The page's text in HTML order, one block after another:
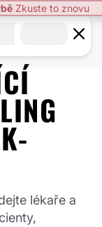
Zkuste to znovu
lékaře a